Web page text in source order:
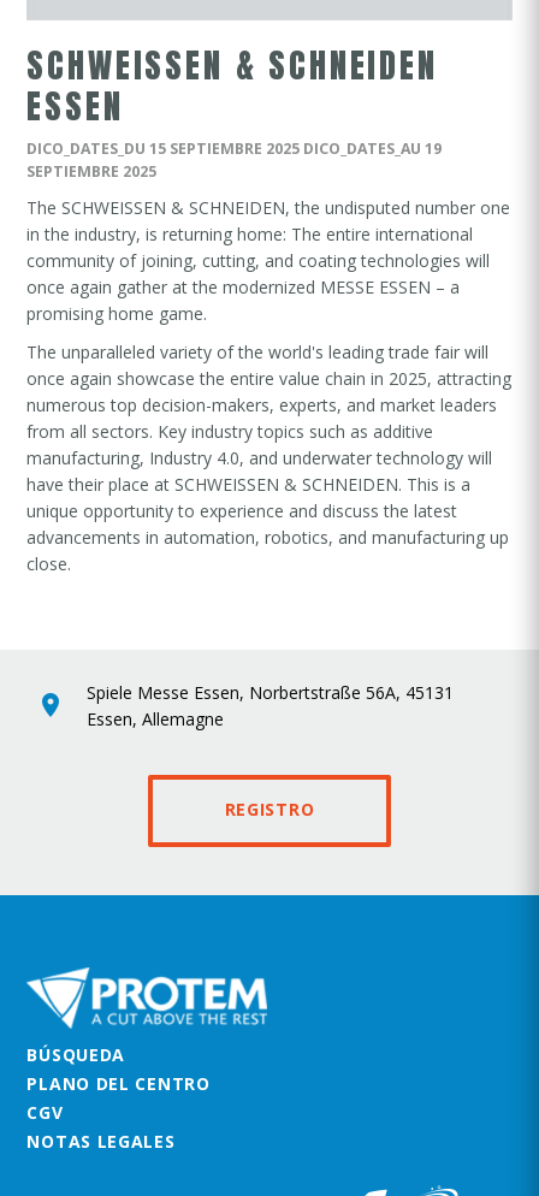
SCHWEISSEN & SCHNEIDEN
ESSEN
DICO_DATES_DU 15 SEPTIEMBRE 2025 DICO_DATES_AU 19
SEPTIEMBRE 2025
The SCHWEISSEN & SCHNEIDEN, the undisputed number one
in the industry, is returning home: The entire international
community of joining, cutting, and coating technologies will
once again gather at the modernized MESSE ESSEN – a
promising home game.
The unparalleled variety of the world's leading trade fair will
once again showcase the entire value chain in 2025, attracting
numerous top decision-makers, experts, and market leaders
from all sectors. Key industry topics such as additive
manufacturing, Industry 4.0, and underwater technology will
have their place at SCHWEISSEN & SCHNEIDEN. This is a
unique opportunity to experience and discuss the latest
advancements in automation, robotics, and manufacturing up
close.
Spiele Messe Essen, Norbertstraße 56A, 45131
Essen, Allemagne
REGISTRO
BÚSQUEDA
PLANO DEL CENTRO
CGV
NOTAS LEGALES